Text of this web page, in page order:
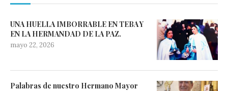
UNA HUELLA IMBORRABLE EN TEBA Y
EN LA HERMANDAD DE LA PAZ.
mayo 22, 2026
Palabras de nuestro Hermano Mayor